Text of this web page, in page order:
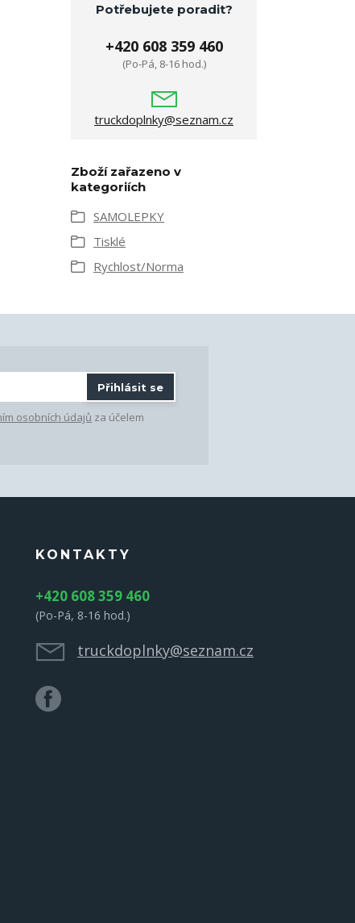
Potřebujete poradit?
+420 608 359 460
(Po-Pá, 8-16 hod.)
truckdoplnky@seznam.cz
Zboží zařazeno v
kategoriích
SAMOLEPKY
Tisklé
Rychlost/Norma
Přihlásit se
osobních údajů za účelem
KONTAKTY
+420 608 359 460
(Po-Pá, 8-16 hod.)
truckdoplnky@seznam.cz